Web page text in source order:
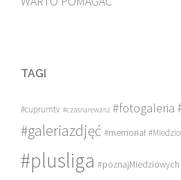
TAGI
#cuprumtv #czasnarewanż #fotogaleria
#galeriazdjęć #memoriał
#plusliga #poznajMiedziowych